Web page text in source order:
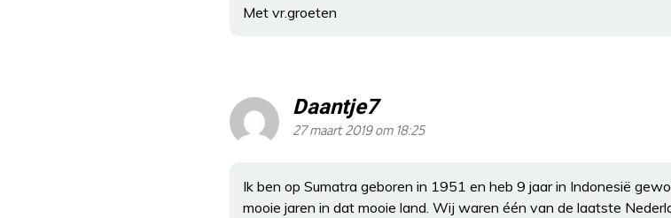
Met vr.groeten
Daantje7
27 maart 2019 om 18:25
Ik ben op Sumatra geboren in 1951 en heb 9 jaar in Indonesië
mooie jaren in dat mooie land. Wij waren één van de laatste